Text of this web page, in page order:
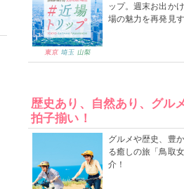
ップ。週末お出か
場の魅力を再発見
歴史あり、自然あり、グル
拍子揃い！
グルメや歴史、豊
る癒しの旅「鳥取
介！